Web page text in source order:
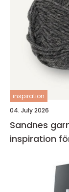
inspiration
04. July 2026
Sandnes garn kvalitet, tradition
inspiration